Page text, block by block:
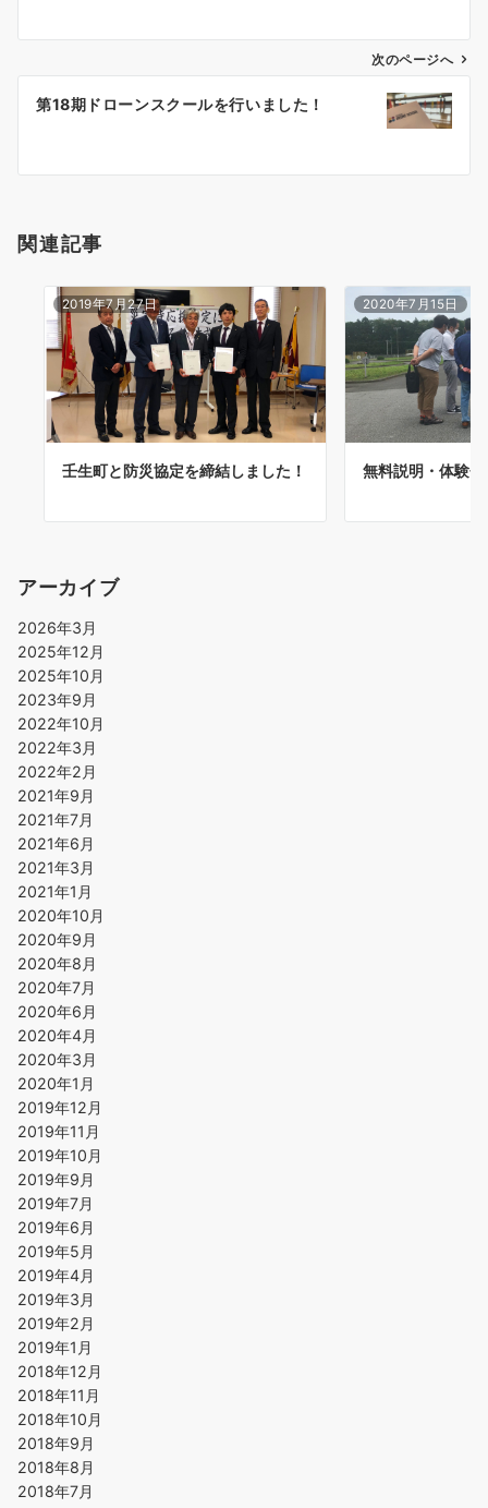
ン
次のページへ
第18期ドローンスクールを行いました！
関連記事
2019年7月27日
壬生町と防災協定を締結しました！
2020年7月15日
無料説明・体験
アーカイブ
2026年3月
2025年12月
2025年10月
2023年9月
2022年10月
2022年3月
2022年2月
2021年9月
2021年7月
2021年6月
2021年3月
2021年1月
2020年10月
2020年9月
2020年8月
2020年7月
2020年6月
2020年4月
2020年3月
2020年1月
2019年12月
2019年11月
2019年10月
2019年9月
2019年7月
2019年6月
2019年5月
2019年4月
2019年3月
2019年2月
2019年1月
2018年12月
2018年11月
2018年10月
2018年9月
2018年8月
2018年7月